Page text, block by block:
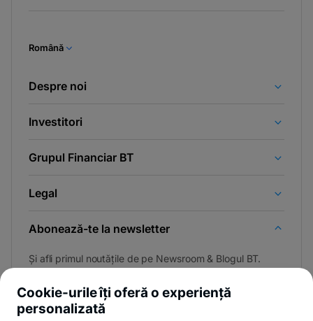
Română
Despre noi
Investitori
Grupul Financiar BT
Legal
Abonează-te la newsletter
Și afli primul noutățile de pe Newsroom & Blogul BT.
Cookie-urile îți oferă o experiență
personalizată